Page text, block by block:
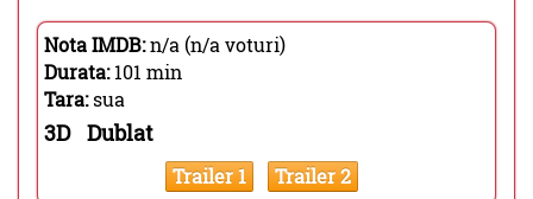
Nota IMDB:n/a (n/a voturi)
Durata:101 min
Tara:sua
3D Dublat
Trailer 1 Trailer 2